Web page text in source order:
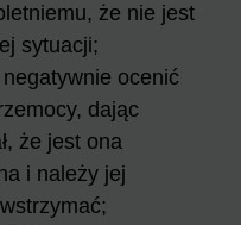
że nie jest
sytuacji;
ocenić
dając
że jest ona
i należy jej